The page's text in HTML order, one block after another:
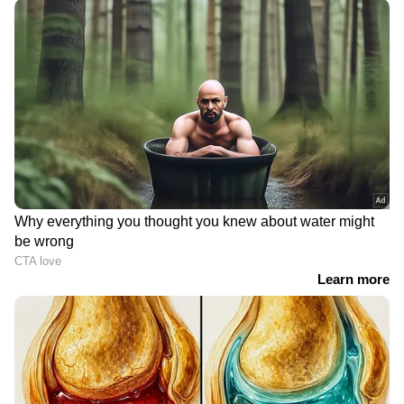
DOWNLOAD APP
RECOMMENDED STORIES
രണ്ടാം ദിനവും ആഗോള
ബോക്സ് ഓഫീസിനെ
ബോക്സ് ഓഫീസില്‍
മോഹന്‍ലാലിന്‍റെ